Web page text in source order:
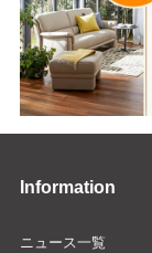
Information
ニュース一覧